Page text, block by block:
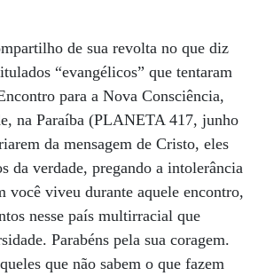
de sua revolta no que diz
“evangélicos” que tentaram
para a Nova Consciência,
na Paraíba (PLANETA 417, junho
da mensagem de Cristo, eles
da verdade, pregando a intolerância
você viveu durante aquele encontro,
nesse país multirracial que
Parabéns pela sua coragem.
que não sabem o que fazem